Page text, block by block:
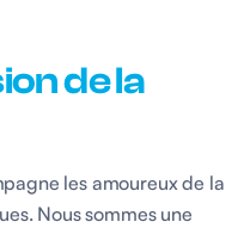
de la
les amoureux de la
Nous sommes une